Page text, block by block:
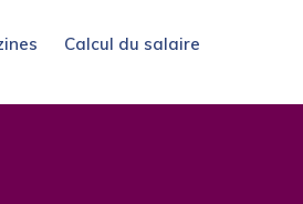
Calcul du salaire